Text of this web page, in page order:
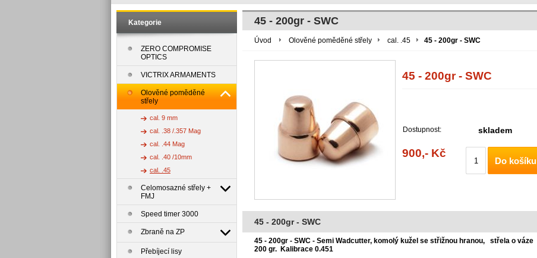
Kategorie
ZERO COMPROMISE
OPTICS
VICTRIX ARMAMENTS
Olověné poměděné
střely
cal. 9 mm
cal. .38 /.357 Mag
cal. .44 Mag
cal. .40 /10mm
cal. .45
Celomosazné střely +
FMJ
Speed timer 3000
Zbraně na ZP
Přebíjecí lisy
45 - 200gr - SWC
Úvod Olověné poměděné střely cal. .45 45 - 200gr - SWC
45 - 200gr - SWC
Dostupnost: skladem
900,- Kč
Do košíku
45 - 200gr - SWC
45 - 200gr - SWC - Semi Wadcutter, komolý kužel se střižnou hranou,
střela o váze
200 gr. Kalibrace 0.451